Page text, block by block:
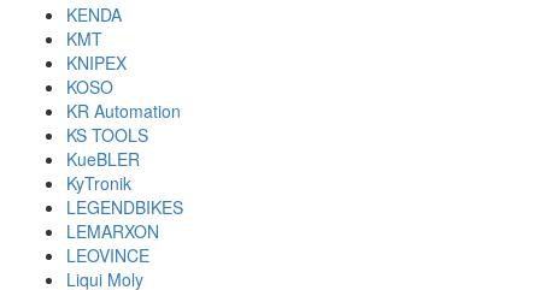
KENDA
KMT
KNIPEX
KOSO
KR Automation
KS TOOLS
KueBLER
KyTronik
LEGENDBIKES
LEMARXON
LEOVINCE
Liqui Moly